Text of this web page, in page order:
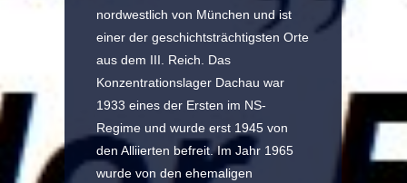
nordwestlich von München und ist
einer der geschichtsträchtigsten Orte
aus dem III. Reich. Das
Konzentrationslager Dachau war
1933 eines der Ersten im NS-
Regime und wurde erst 1945 von
den Alliierten befreit. Im Jahr 1965
wurde von den ehemaligen